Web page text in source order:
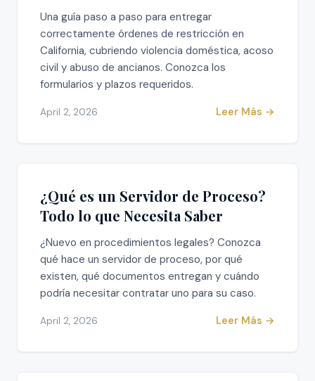
Una guía paso a paso para entregar
correctamente órdenes de restricción en
California, cubriendo violencia doméstica, acoso
civil y abuso de ancianos. Conozca los
formularios y plazos requeridos.
April 2, 2026 Leer Más →
¿Qué es un Servidor de Proceso?
Todo lo que Necesita Saber
¿Nuevo en procedimientos legales? Conozca
qué hace un servidor de proceso, por qué
existen, qué documentos entregan y cuándo
podría necesitar contratar uno para su caso.
April 2, 2026 Leer Más →